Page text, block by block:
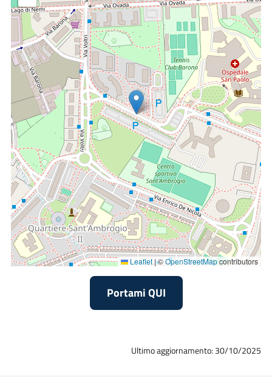
rieducativi ortottici, i più affini alle singole patologie,
avvalendosi delle nuove tecnologie riabilitative. Si esegue
chirurgia in day hospital per la correzione dello strabismo,
interventi sulle vie lacrimali, della ptosi palpebrale e
neoformazioni palpebrali. Per interventi più
complessi(cataratta congenita, trapianto di cornea etc..) è
previsto il ricovero presso la clinica pediatrica.
Leaflet |©OpenStreetMapcontributors
Portami QUI
Ultimo aggiornamento: 30/10/2025